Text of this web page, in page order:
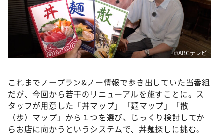
©️ABCテレビ
これまでノープラン&ノー情報で歩き出していた当番組
だが、今回から若干のリニューアルを施すことに。ス
タッフが用意した「丼マップ」「麺マップ」「散
（歩）マップ」から１つを選び、じっくり検討してか
らお店に向かうというシステムで、丼麺探しに挑む。